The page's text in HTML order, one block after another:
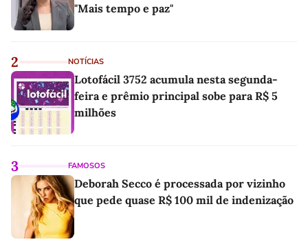
"Mais tempo e paz"
2 NOTÍCIAS
Lotofácil 3752 acumula nesta segunda-
feira e prêmio principal sobe para R$ 5
milhões
3 FAMOSOS
Deborah Secco é processada por vizinho
que pede quase R$ 100 mil de indenização